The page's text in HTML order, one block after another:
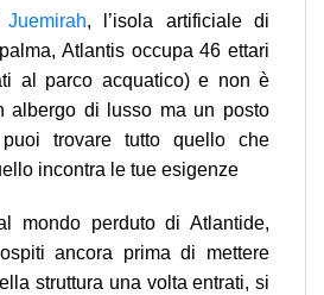
Juemirah, l’isola artificiale di
Atlantis occupa 46 ettari
al parco acquatico) e non è
albergo di lusso ma un posto
trovare tutto quello che
incontra le tue esigenze
mondo perduto di Atlantide,
ancora prima di mettere
struttura una volta entrati, si